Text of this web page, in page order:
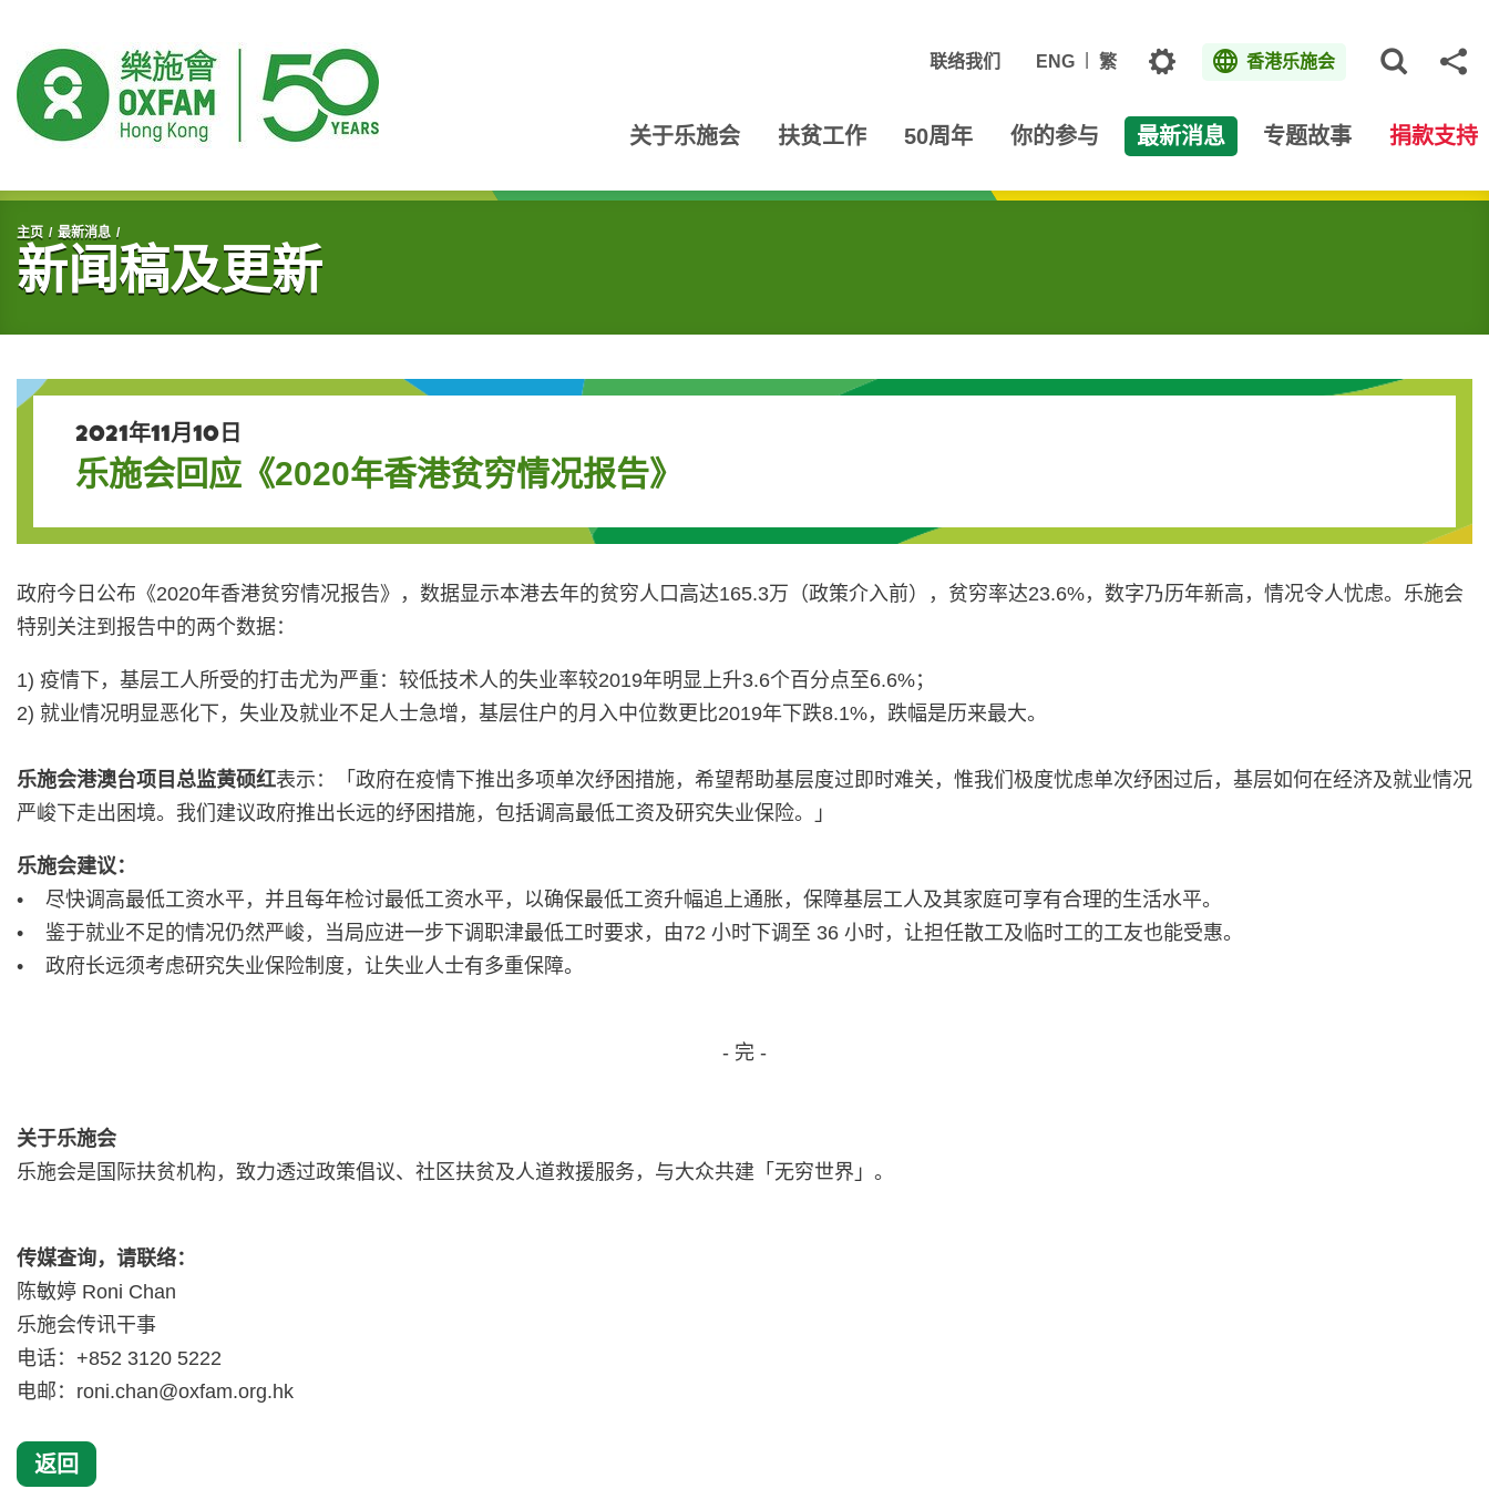
联络我们 ENG 繁 主题 香港乐施会
关于乐施会 扶贫工作 50周年 你的参与 最新消息 专题故事 捐款支持
开始主要内容
主页 最新消息
新闻稿及更新
2021年11月10日
乐施会回应《2020年香港贫穷情况报告》
政府今日公布《2020年香港贫穷情况报告》，数据显示本港去年的贫穷人口高达165.3万（政策介入前），贫穷率达23.6%，数字乃历年新高，情况令人忧虑。乐施会
特别关注到报告中的两个数据：
1) 疫情下，基层工人所受的打击尤为严重：较低技术人的失业率较2019年明显上升3.6个百分点至6.6%；
2) 就业情况明显恶化下，失业及就业不足人士急增，基层住户的月入中位数更比2019年下跌8.1%，跌幅是历来最大。
乐施会港澳台项目总监黄硕红表示：「政府在疫情下推出多项单次纾困措施，希望帮助基层度过即时难关，惟我们极度忧虑单次纾困过后，基层如何在经济及就业情况
严峻下走出困境。我们建议政府推出长远的纾困措施，包括调高最低工资及研究失业保险。」
乐施会建议：
• 尽快调高最低工资水平，并且每年检讨最低工资水平，以确保最低工资升幅追上通胀，保障基层工人及其家庭可享有合理的生活水平。
• 鉴于就业不足的情况仍然严峻，当局应进一步下调职津最低工时要求，由72 小时下调至 36 小时，让担任散工及临时工的工友也能受惠。
• 政府长远须考虑研究失业保险制度，让失业人士有多重保障。
- 完 -
关于乐施会
乐施会是国际扶贫机构，致力透过政策倡议、社区扶贫及人道救援服务，与大众共建「无穷世界」。
传媒查询，请联络：
陈敏婷 Roni Chan
乐施会传讯干事
电话：+852 3120 5222
电邮： roni.chan@oxfam.org.hk
返回